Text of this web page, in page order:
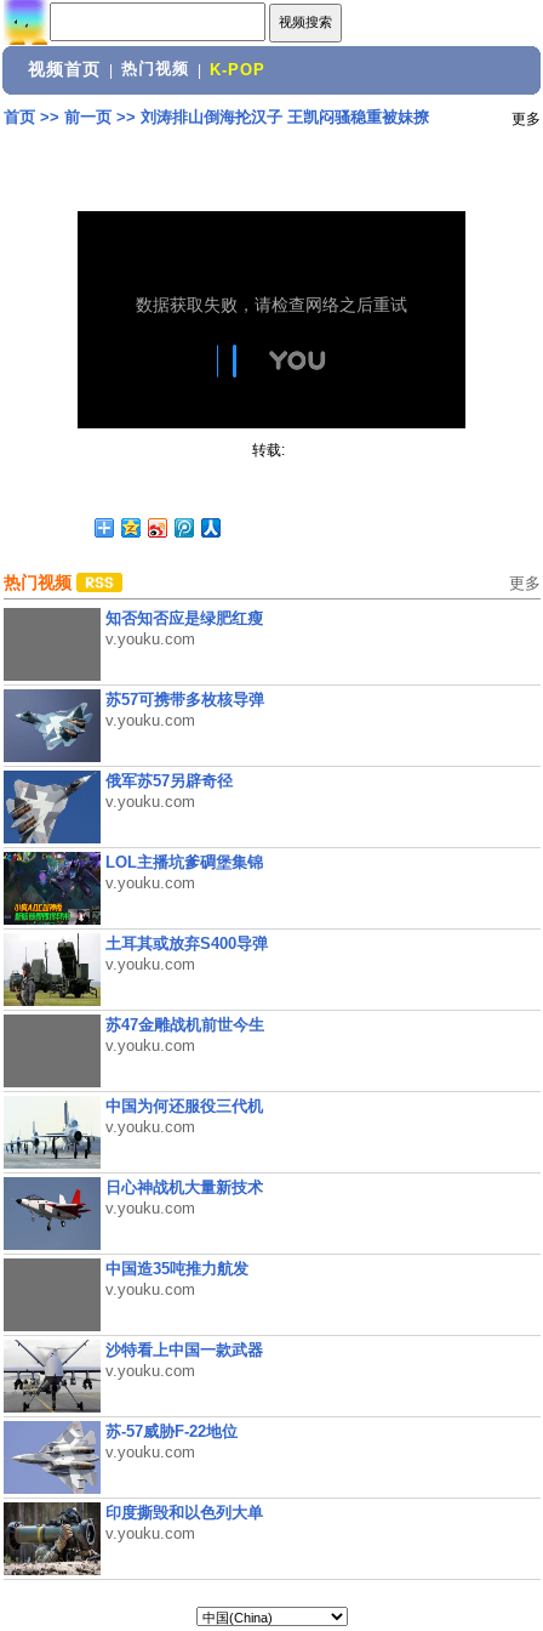
视频首页 热门视频 K-POP
首页>> 前一页>> 刘涛排山倒海抡汉子 王凯闷骚稳重被妹撩 更多
转载:
热门视频 更多
知否知否应是绿肥红瘦
v.youku.com
苏57可携带多枚核导弹
v.youku.com
俄军苏57另辟奇径
v.youku.com
LOL主播坑爹碉堡集锦
v.youku.com
土耳其或放弃S400导弹
v.youku.com
苏47金雕战机前世今生
v.youku.com
中国为何还服役三代机
v.youku.com
日心神战机大量新技术
v.youku.com
中国造35吨推力航发
v.youku.com
沙特看上中国一款武器
v.youku.com
苏-57威胁F-22地位
v.youku.com
印度撕毁和以色列大单
v.youku.com